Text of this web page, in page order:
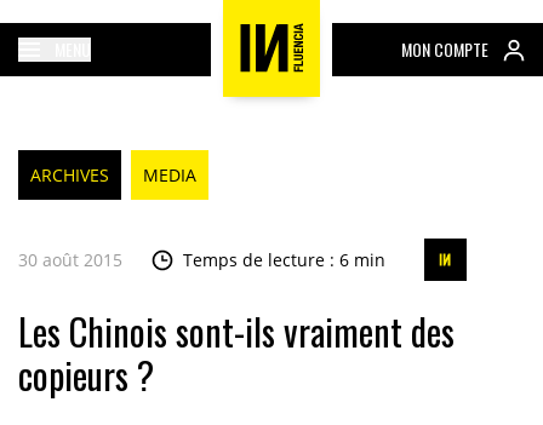
MON COMPTE
ARCHIVES MEDIA
30 août 2015 Temps de lecture : 6 min
Les Chinois sont-ils vraiment des
copieurs ?